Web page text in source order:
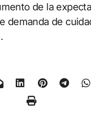
de la
demanda de